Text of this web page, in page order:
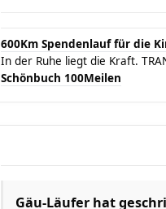
600Km Spendenlauf für die
In der Ruhe liegt die Kraft.
Schönbuch 100Meilen
Gäu-Läufer hat